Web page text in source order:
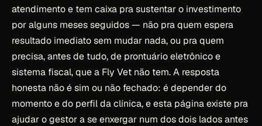
atendimento e tem caixa pra sustentar o investimento
por alguns meses seguidos — não pra quem espera
resultado imediato sem mudar nada, ou pra quem
precisa, antes de tudo, de prontuário eletrônico e
sistema fiscal, que a Fly Vet não tem. A resposta
honesta não é sim ou não fechado: é depender do
momento e do perfil da clínica, e esta página existe pra
ajudar o gestor a se enxergar num dos dois lados antes